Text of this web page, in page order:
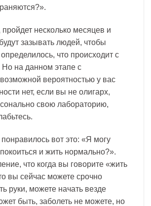
несколько месяцев и
зазывать людей, чтобы
что происходит с
на данном этапе с
вероятностью у вас
нет, если вы не олигарх,
свою лабораторию,
вот это: «Я могу
и жить нормально?».
что когда вы говорите «жить
вы сейчас можете срочно
руки, можете начать везде
быть, заболеть не можете, но